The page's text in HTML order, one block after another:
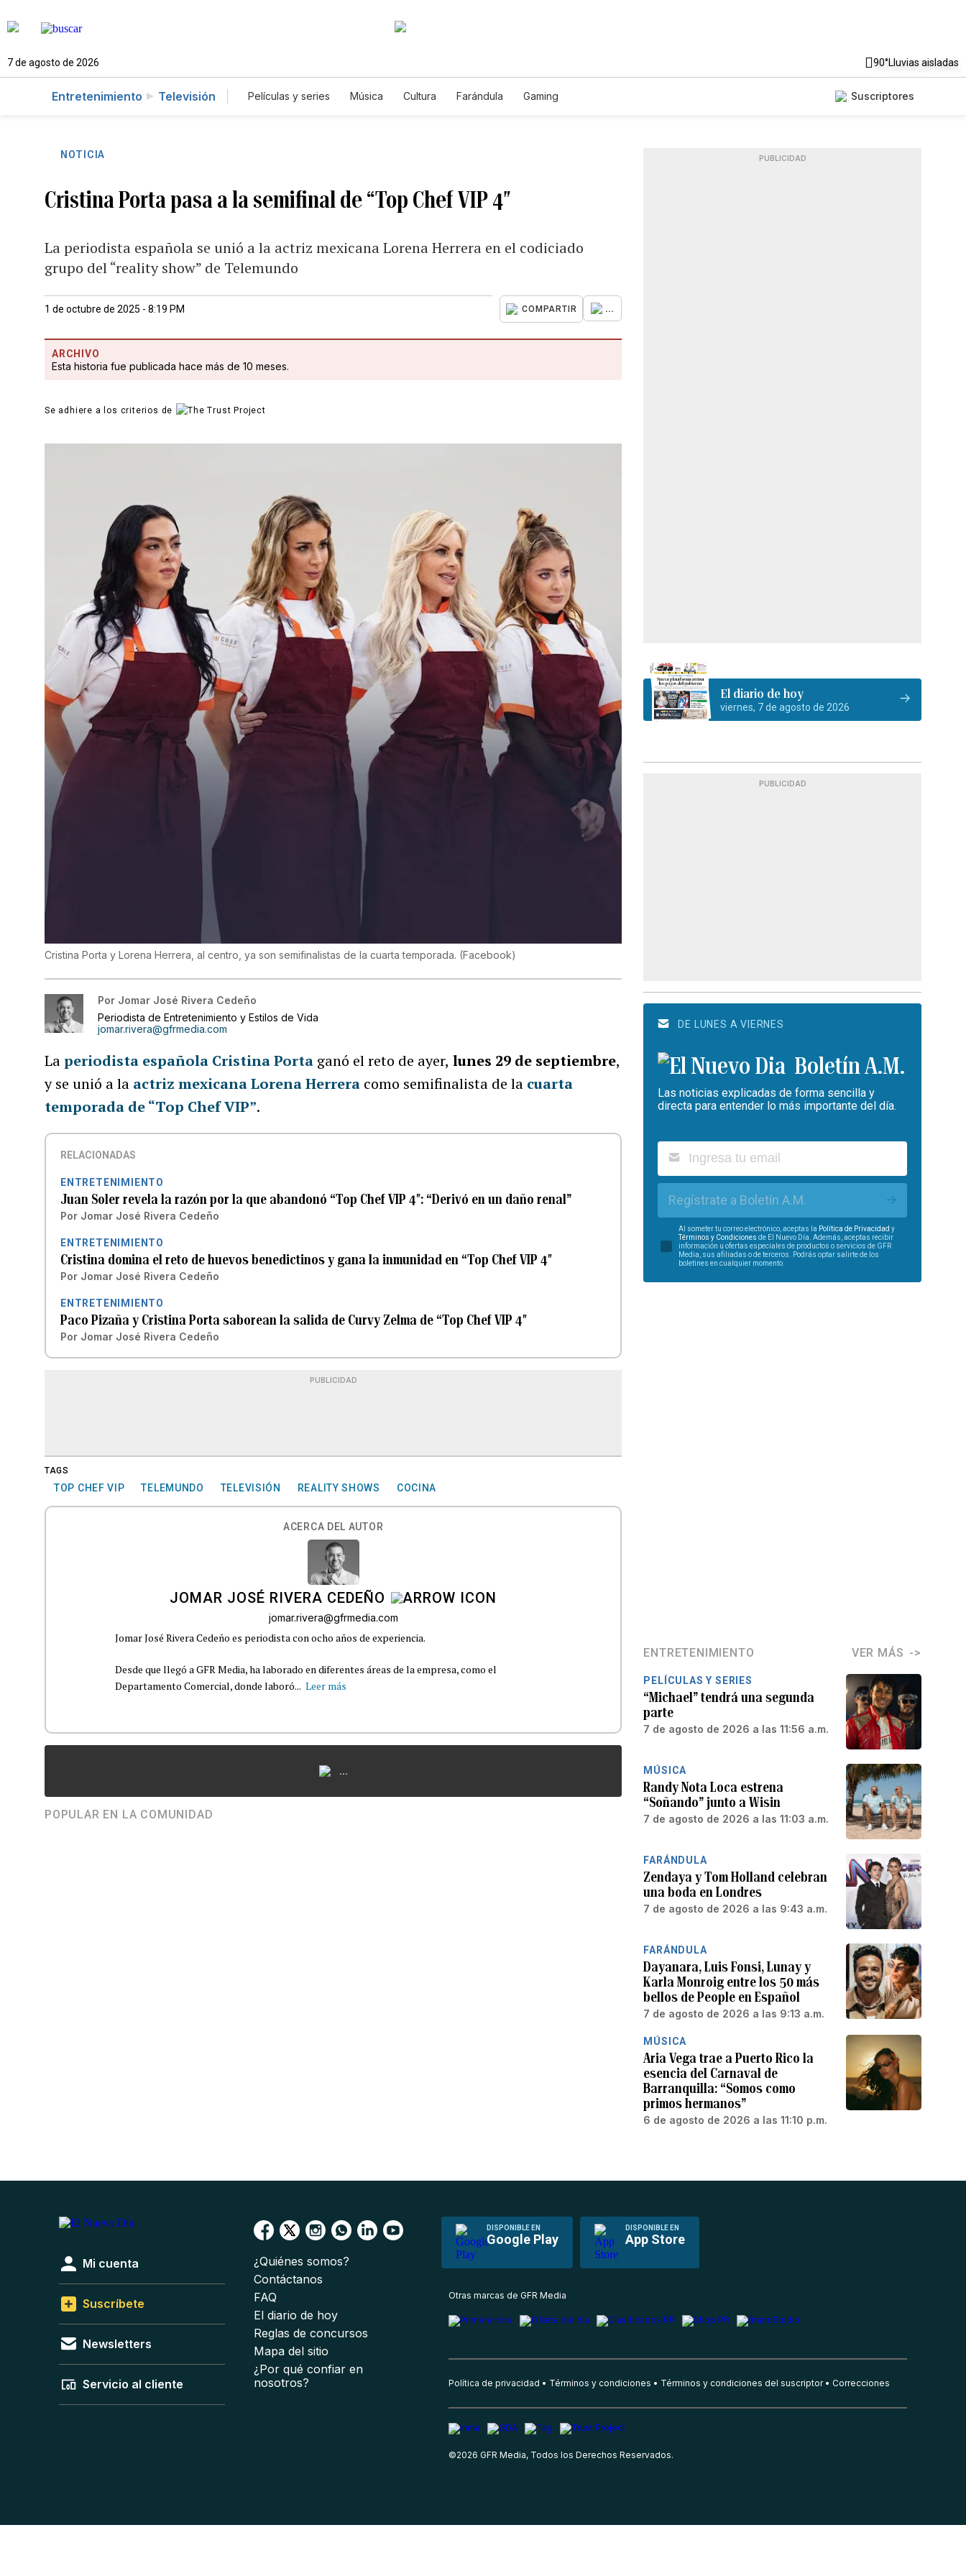
7 de agosto de 2026 90°Lluvias aisladas
Entretenimiento Televisión Películas y series Música Cultura Farándula Gaming Suscriptores
NOTICIA
Cristina Porta pasa a la semifinal de “Top Chef VIP 4″
La periodista española se unió a la actriz mexicana Lorena Herrera en el codiciado
grupo del “reality show” de Telemundo
1 de octubre de 2025 - 8:19 PM COMPARTIR ...
ARCHIVO
Esta historia fue publicada hace más de 10 meses.
Se adhiere a los criterios de
Cristina Porta y Lorena Herrera, al centro, ya son semifinalistas de la cuarta temporada. (Facebook)
Por Jomar José Rivera Cedeño
Periodista de Entretenimiento y Estilos de Vida
jomar.rivera@gfrmedia.com
Laperiodista española Cristina Porta ganó el reto de ayer, lunes 29 de septiembre,
y se unió a la actriz mexicana Lorena Herrera como semifinalista de la cuarta
temporada de “Top Chef VIP”.
RELACIONADAS
ENTRETENIMIENTO
Juan Soler revela la razón por la que abandonó “Top Chef VIP 4″: “Derivó en un daño renal”
Por Jomar José Rivera Cedeño
ENTRETENIMIENTO
Cristina domina el reto de huevos benedictinos y gana la inmunidad en “Top Chef VIP 4″
Por Jomar José Rivera Cedeño
ENTRETENIMIENTO
Paco Pizaña y Cristina Porta saborean la salida de Curvy Zelma de “Top Chef VIP 4″
Por Jomar José Rivera Cedeño
PUBLICIDAD
TAGS
TOP CHEF VIP TELEMUNDO TELEVISIÓN REALITY SHOWS COCINA
ACERCA DEL AUTOR
JOMAR JOSÉ RIVERA CEDEÑO
jomar.rivera@gfrmedia.com
Jomar José Rivera Cedeño es periodista con ocho años de experiencia.
Desde que llegó a GFR Media, ha laborado en diferentes áreas de la empresa, como el
Departamento Comercial, donde laboró... Leer más
...
POPULAR EN LA COMUNIDAD
PUBLICIDAD
El diario de hoy
viernes, 7 de agosto de 2026
PUBLICIDAD
DE LUNES A VIERNES
Boletín A.M.
Las noticias explicadas de forma sencilla y
directa para entender lo más importante del día.
Regístrate a Boletín A.M.
Al someter tu correo electrónico, aceptas la Política de Privacidad y
Términos y Condiciones de El Nuevo Día. Además, aceptas recibir
información u ofertas especiales de productos o servicios de GFR
Media, sus afiliadas o de terceros. Podrás optar salirte de los
boletines en cualquier momento.
ENTRETENIMIENTO VER MÁS
PELÍCULAS Y SERIES
“Michael” tendrá una segunda
parte
7 de agosto de 2026 a las 11:56 a.m.
MÚSICA
Randy Nota Loca estrena
“Soñando” junto a Wisin
7 de agosto de 2026 a las 11:03 a.m.
FARÁNDULA
Zendaya y Tom Holland celebran
una boda en Londres
7 de agosto de 2026 a las 9:43 a.m.
FARÁNDULA
Dayanara, Luis Fonsi, Lunay y
Karla Monroig entre los 50 más
bellos de People en Español
7 de agosto de 2026 a las 9:13 a.m.
MÚSICA
Aria Vega trae a Puerto Rico la
esencia del Carnaval de
Barranquilla: “Somos como
primos hermanos”
6 de agosto de 2026 a las 11:10 p.m.
DISPONIBLE EN
Google Play
DISPONIBLE EN
App Store
Mi cuenta
Suscríbete
Newsletters
Servicio al cliente
¿Quiénes somos?
Contáctanos
FAQ
El diario de hoy
Reglas de concursos
Mapa del sitio
¿Por qué confiar en
nosotros?
Otras marcas de GFR Media
Política de privacidad Términos y condiciones Términos y condiciones del suscriptor Correcciones
©2026 GFR Media, Todos los Derechos Reservados.